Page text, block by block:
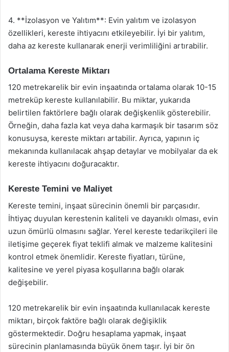
4. **İzolasyon ve Yalıtım**: Evin yalıtım ve izolasyon
özellikleri, kereste ihtiyacını etkileyebilir. İyi bir yalıtım,
daha az kereste kullanarak enerji verimliliğini artırabilir.
Ortalama Kereste Miktarı
120 metrekarelik bir evin inşaatında ortalama olarak 10-15
metreküp kereste kullanılabilir. Bu miktar, yukarıda
belirtilen faktörlere bağlı olarak değişkenlik gösterebilir.
Örneğin, daha fazla kat veya daha karmaşık bir tasarım söz
konusuysa, kereste miktarı artabilir. Ayrıca, yapının iç
mekanında kullanılacak ahşap detaylar ve mobilyalar da ek
kereste ihtiyacını doğuracaktır.
Kereste Temini ve Maliyet
Kereste temini, inşaat sürecinin önemli bir parçasıdır.
İhtiyaç duyulan kerestenin kaliteli ve dayanıklı olması, evin
uzun ömürlü olmasını sağlar. Yerel kereste tedarikçileri ile
iletişime geçerek fiyat teklifi almak ve malzeme kalitesini
kontrol etmek önemlidir. Kereste fiyatları, türüne,
kalitesine ve yerel piyasa koşullarına bağlı olarak
değişebilir.
120 metrekarelik bir evin inşaatında kullanılacak kereste
miktarı, birçok faktöre bağlı olarak değişiklik
göstermektedir. Doğru hesaplama yapmak, inşaat
sürecinin planlamasında büyük önem taşır. İyi bir ön